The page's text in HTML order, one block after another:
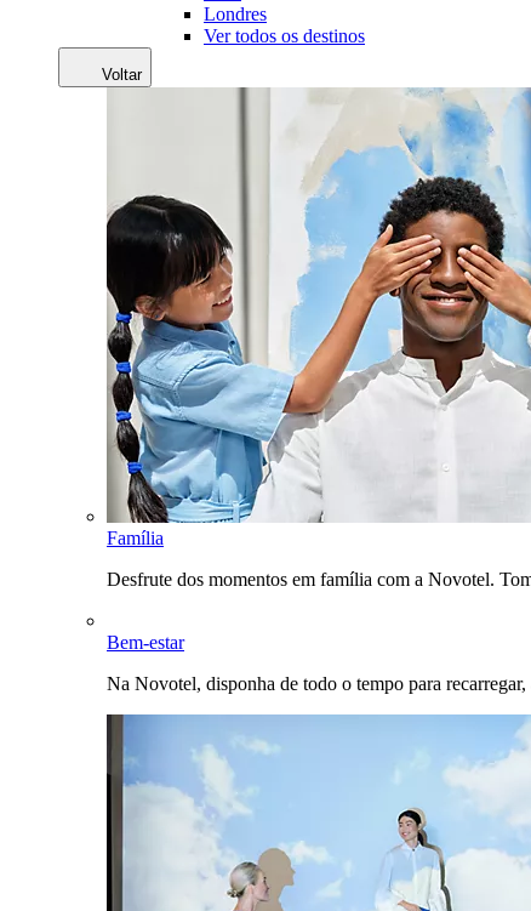
Londres
Ver todos os destinos
Voltar
Família
Desfrute dos momentos em família com a Novotel.
Bem-estar
Na Novotel, disponha de todo o tempo para